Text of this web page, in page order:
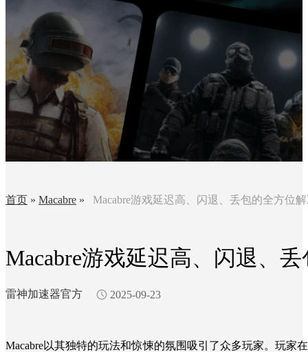
首页 » Macabre » Macabre游戏延迟高、闪退、丢包的全方位
Macabre游戏延迟高、闪退、
雷神加速器官方 2025-09-23
Macabre以其独特的玩法和惊悚的氛围吸引了众多玩家。玩